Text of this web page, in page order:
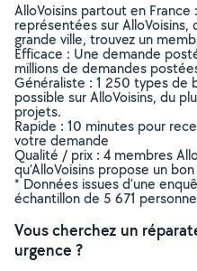
AlloVoisins partout en
représentées sur AlloVoisins,
grande ville, trouvez un
Efficace : Une demande
millions de demandes
Généraliste : 1 250 types
possible sur AlloVoisins, du
projets.
Rapide : 10 minutes pour
votre demande
Qualité / prix : 4 membres
qu’AlloVoisins propose un
* Données issues d’une
échantillon de 5 671
Vous cherchez un
urgence ?